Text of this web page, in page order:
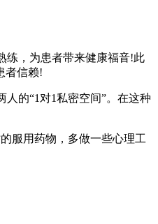
练，为患者带来健康福音!此
者信赖!
的“1对1私密空间”。在这种
服用药物，多做一些心理工